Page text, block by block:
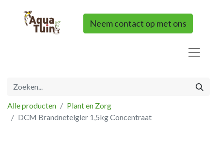
Neem contact op met ons
Alle producten
Plant en Zorg
DCM Brandnetelgier 1,5kg Concentraat